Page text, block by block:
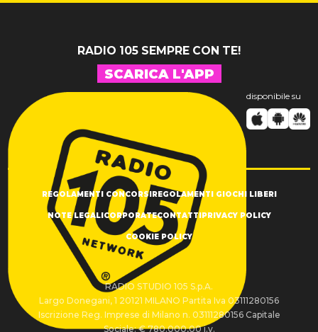
RADIO 105 SEMPRE CON TE!
SCARICA L'APP
disponibile su
REGOLAMENTI CONCORSIREGOLAMENTI GIOCHI LIBERI
NOTE LEGALICORPORATECONTATTIPRIVACY POLICY
COOKIE POLICY
RADIO STUDIO 105 S.p.A.
Largo Donegani, 1 20121 MILANO Partita Iva 03111280156
Iscrizione Reg. Imprese di Milano n. 03111280156 Capitale
Sociale: € 780.000,00 i.v.